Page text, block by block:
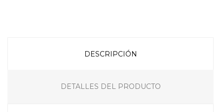
DESCRIPCIÓN
DETALLES DEL PRODUCTO